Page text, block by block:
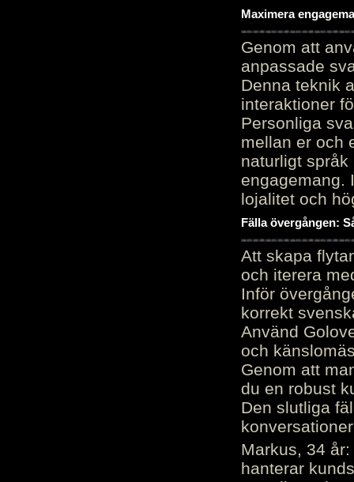
Maximera
Genom att
anpassade
Denna teknik
interaktioner
Personliga
mellan er och
naturligt
engagemang.
lojalitet och
Fälla övergången:
Att skapa
och iterera
Inför
korrekt
Använd
och
Genom att
du en robust
Den slutliga
Markus, 34
hanterar